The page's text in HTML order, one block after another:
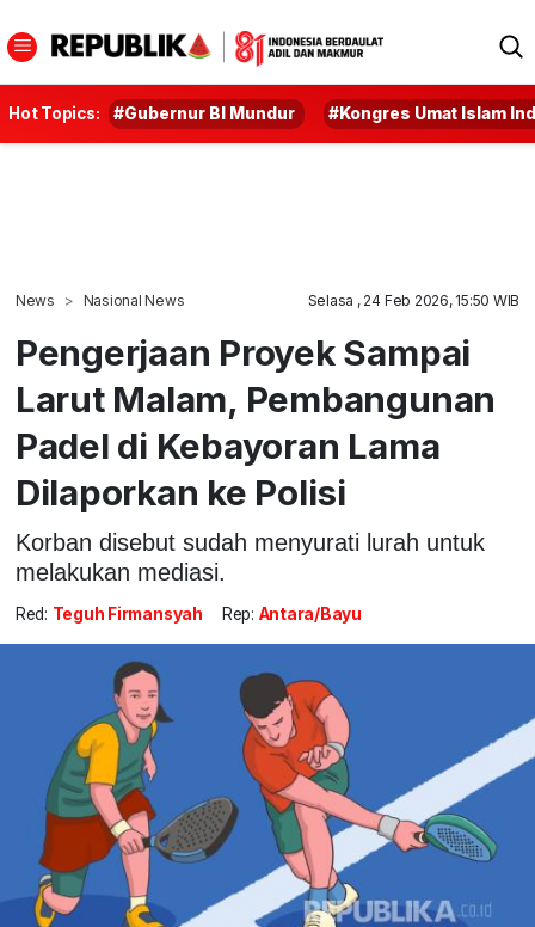
Hot Topics: #Gubernur BI Mundur #Kongres Umat Islam
News Nasional News Selasa , 24 Feb 2026, 15:50 WIB
Pengerjaan Proyek Sampai
Larut Malam, Pembangunan
Padel di Kebayoran Lama
Dilaporkan ke Polisi
Korban disebut sudah menyurati lurah untuk
melakukan mediasi.
Red: Teguh Firmansyah Rep: Antara/Bayu